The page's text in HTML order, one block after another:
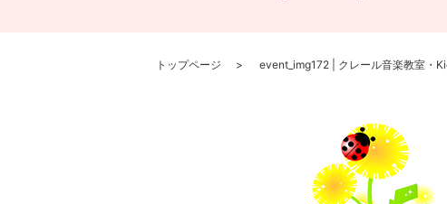
トップページ event_img172 | クレール音楽教室・